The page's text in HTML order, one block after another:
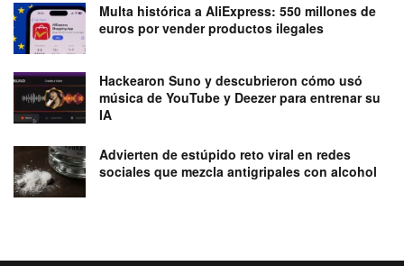
Multa histórica a AliExpress: 550 millones de
euros por vender productos ilegales
Hackearon Suno y descubrieron cómo usó
música de YouTube y Deezer para entrenar su
IA
Advierten de estúpido reto viral en redes
sociales que mezcla antigripales con alcohol